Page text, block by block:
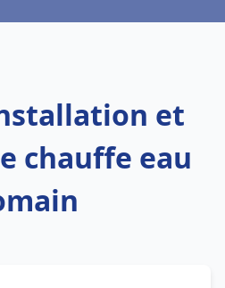
et
chauffe eau